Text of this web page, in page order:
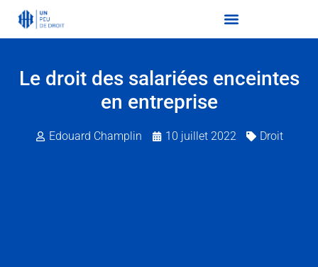
Le droit des salariées enceintes
en entreprise
Edouard Champlin 10 juillet 2022 Droit